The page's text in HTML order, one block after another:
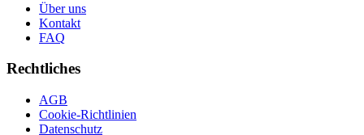
Über uns
Kontakt
FAQ
Rechtliches
AGB
Cookie-Richtlinien
Datenschutz